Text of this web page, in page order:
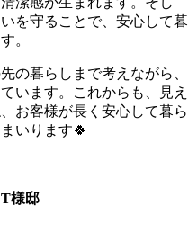
を守ることで、安心して暮
。
の暮らしまで考えながら、
います。これからも、見え
お客様が長く安心して暮ら
いります🍀
様邸